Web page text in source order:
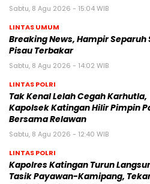
Sabtu, 8 Agu 2026 - 15:04 WIB
LINTAS UMUM
Breaking News, Hampir Separuh
Pisau Terbakar
Sabtu, 8 Agu 2026 - 14:02 WIB
LINTAS POLRI
Tak Kenal Lelah Cegah Karhutla,
Kapolsek Katingan Hilir Pimpin
Bersama Relawan
Sabtu, 8 Agu 2026 - 12:40 WIB
LINTAS POLRI
Kapolres Katingan Turun
Tasik Payawan-Kamipang,